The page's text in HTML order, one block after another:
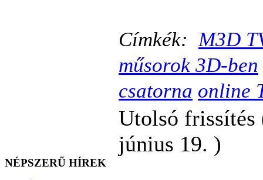
NÉPSZERŰ HÍREK
Címkék: M3D
műsorok 3D-ben
csatorna online
Utolsó frissítés
június 19. )